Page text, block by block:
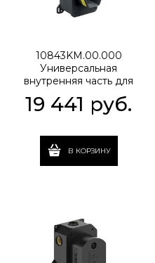
10843KM.00.000
Универсальная
внутренняя часть для
механического смесителя
на два потока для душа
19 441 руб.
В КОРЗИНУ